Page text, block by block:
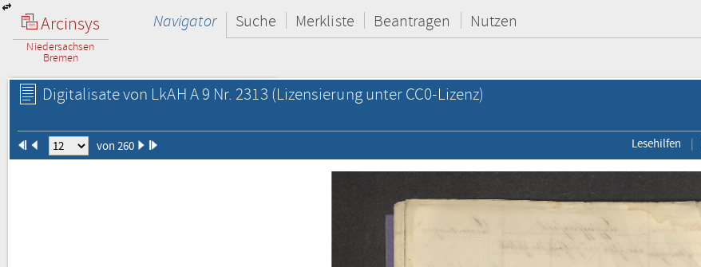
Arcinsys
Niedersachsen
Bremen
Navigator Suche Merkliste Beantragen Nutzen
Digitalisate von LkAH A 9 Nr. 2313 (Lizensierung unter CC0-Lizenz)
von 260 Lesehilfen